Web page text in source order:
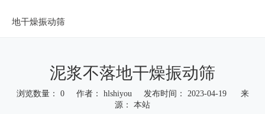
地干燥振动筛
泥浆不落地干燥振动筛
浏览数量： 0作者： hlshiyou 发布时间： 2023-04-19 来
源： 本站